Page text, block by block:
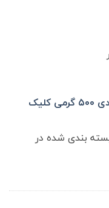
برای خرید همین نوع چای در بسته بندی ۵۰۰ گرمی کلیک
بندی شده در